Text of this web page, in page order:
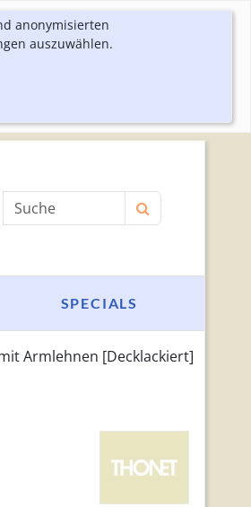
anonymisierten
auszuwählen.
Produktsuche
SPECIALS
Armlehnen [Decklackiert]